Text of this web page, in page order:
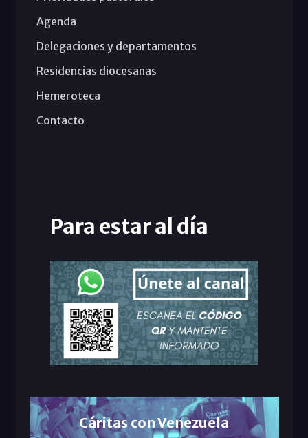
Agenda
Delegaciones y departamentos
Residencias diocesanas
Hemeroteca
Contacto
Para estar al día
Cáritas con Venezuela